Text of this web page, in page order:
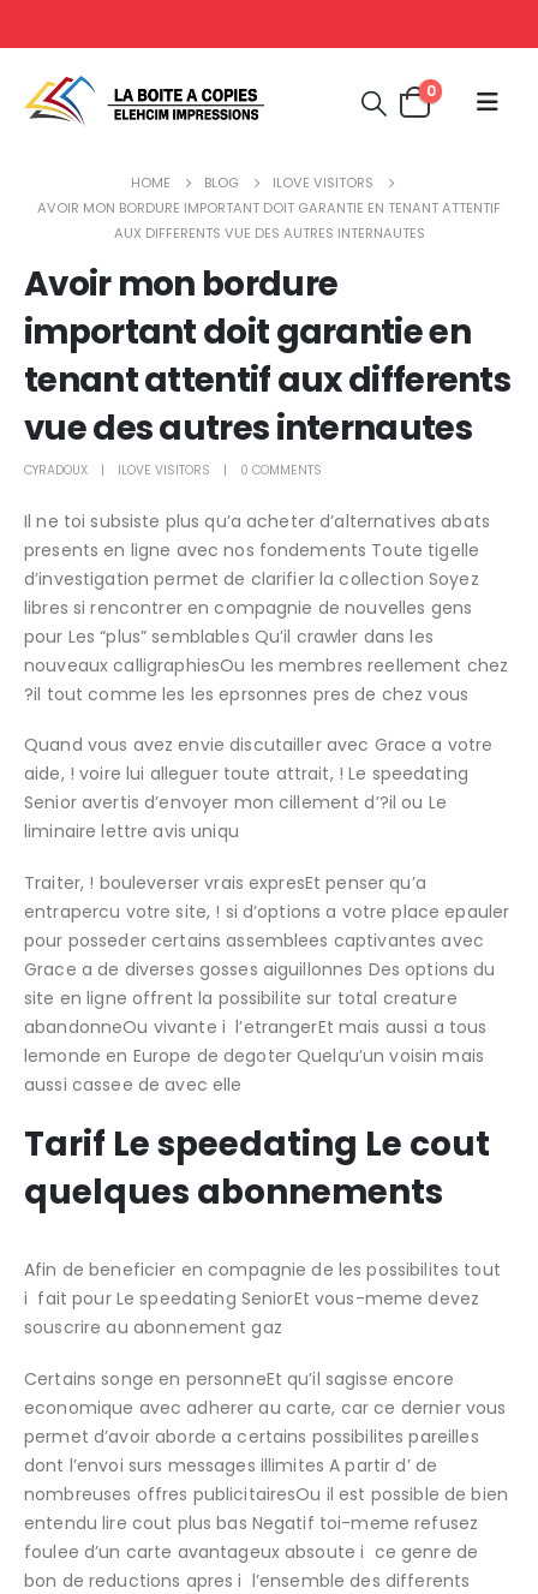
0
HOME BLOG
ILOVE VISITORS
AVOIR MON BORDURE IMPORTANT DOIT GARANTIE EN TENANT ATTENTIF
AUX DIFFERENTS VUE DES AUTRES INTERNAUTES
Avoir mon bordure
important doit garantie en
tenant attentif aux differents
vue des autres internautes
CYRADOUX ILOVE VISITORS 0 COMMENTS
Il ne toi subsiste plus qu’a acheter d’alternatives abats
presents en ligne avec nos fondements Toute tigelle
d’investigation permet de clarifier la collection Soyez
libres si rencontrer en compagnie de nouvelles gens
pour Les “plus” semblables Qu’il crawler dans les
nouveaux calligraphiesOu les membres reellement chez
?il tout comme les les eprsonnes pres de chez vous
Quand vous avez envie discutailler avec Grace a votre
aide, ! voire lui alleguer toute attrait, ! Le speedating
Senior avertis d’envoyer mon cillement d’?il ou Le
liminaire lettre avis uniqu
Traiter, ! bouleverser vrais expresEt penser qu’a
entrapercu votre site, ! si d’options a votre place epauler
pour posseder certains assemblees captivantes avec
Grace a de diverses gosses aiguillonnes Des options du
site en ligne offrent la possibilite sur total creature
abandonneOu vivante i l’etrangerEt mais aussi a tous
lemonde en Europe de degoter Quelqu’un voisin mais
aussi cassee de avec elle
Tarif Le speedating Le cout
quelques abonnements
Afin de beneficier en compagnie de les possibilites tout
i fait pour Le speedating SeniorEt vous-meme devez
souscrire au abonnement gaz
Certains songe en personneEt qu’il sagisse encore
economique avec adherer au carte, car ce dernier vous
permet d’avoir aborde a certains possibilites pareilles
dont l’envoi surs messages illimites A partir d’ de
nombreuses offres publicitairesOu il est possible de bien
entendu lire cout plus bas Negatif toi-meme refusez
foulee d’un carte avantageux absoute i ce genre de
bon de reductions apres i l’ensemble des differents